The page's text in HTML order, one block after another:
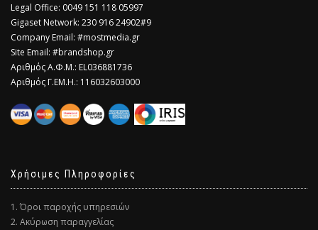
Legal Office: 0049 151 118 05997
Gigaset Network: 230 916 24902#9
Company Email: #mostmedia.gr
Site Email: #brandshop.gr
Αριθμός Α.Φ.Μ.: EL036881736
Αριθμός Γ.ΕΜ.Η.: 116032603000
Χρήσιμες Πληροφορίες
1. Όροι παροχής υπηρεσιών
2. Ακύρωση παραγγελίας